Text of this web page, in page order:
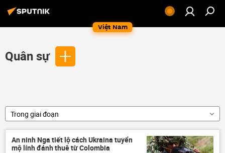
Việt Nam
Quân sự
Trong giai đoạn
An ninh Nga tiết lộ cách Ukraina tuyển
mộ lính đánh thuê từ Colombia